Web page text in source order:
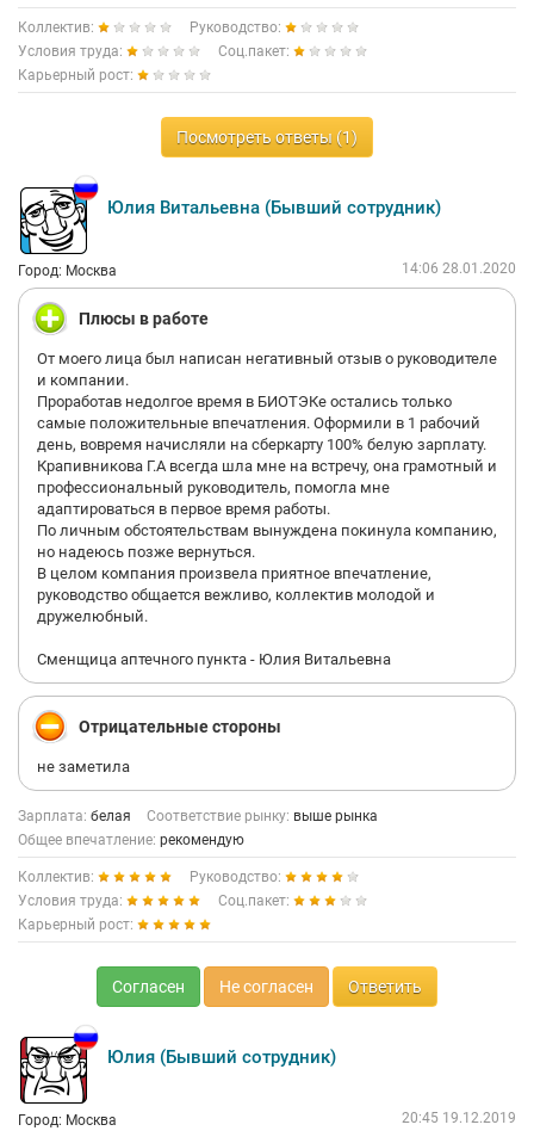
Коллектив:
Руководство:
Условия труда:
Соц.пакет:
Карьерный рост:
Посмотреть ответы (1)
Юлия Витальевна (Бывший сотрудник)
Город: Москва 14:06 28.01.2020
Плюсы в работе
От моего лица был написан негативный отзыв о руководителе
и компании.
Проработав недолгое время в БИОТЭКе остались только
самые положительные впечатления. Оформили в 1 рабочий
день, вовремя начисляли на сберкарту 100% белую зарплату.
Крапивникова Г.А всегда шла мне на встречу, она грамотный и
профессиональный руководитель, помогла мне
адаптироваться в первое время работы.
По личным обстоятельствам вынуждена покинула компанию,
но надеюсь позже вернуться.
В целом компания произвела приятное впечатление,
руководство общается вежливо, коллектив молодой и
дружелюбный.
Сменщица аптечного пункта - Юлия Витальевна
Отрицательные стороны
не заметила
Зарплата: белая Соответствие рынку: выше рынка
Общее впечатление: рекомендую
Коллектив:
Руководство:
Условия труда:
Соц.пакет:
Карьерный рост:
Согласен Не согласен Ответить
Юлия (Бывший сотрудник)
Город: Москва 20:45 19.12.2019